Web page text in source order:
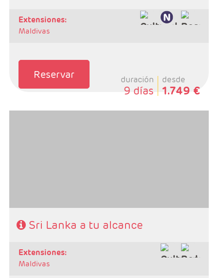
extensiones:
Maldivas
Reservar duración
9 días
desde
1.749 €
Sri Lanka a tu alcance
extensiones:
Maldivas